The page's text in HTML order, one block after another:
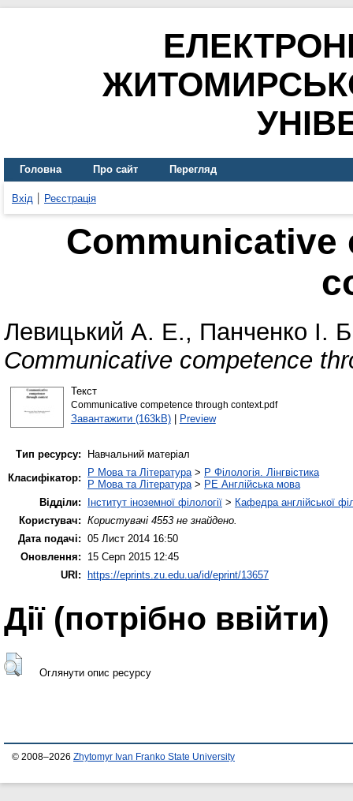
Головна Про сайт Перегляд
Вхід Реєстрація
Communicative
Левицький А. Е., Панченко І.
Communicative competence
Текст
Communicative competence through context.pdf
Завантажити (163kB)| Preview
Тип ресурсу:
Навчальний матеріал
Класифікатор:
P Мова та Література> P Філологія. Лінгвістика
P Мова та Література> PE Англійська мова
Відділи:
Інститут іноземної філології > Кафедра англійської
Користувач: Користувачі 4553 не знайдено.
Дата подачі: 05 Лист 2014 16:50
Оновлення:
15 Серп 2015 12:45
URI:
https://eprints.zu.edu.ua/id/eprint/13657
Дії ​​(потрібно ввійти)
Оглянути опис ресурсу
© 2008–2026 Zhytomyr Ivan Franko State University